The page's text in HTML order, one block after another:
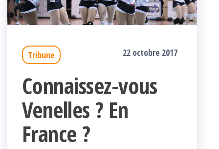
Tribune 22 octobre 2017
Connaissez-vous
Venelles ? En
France ?